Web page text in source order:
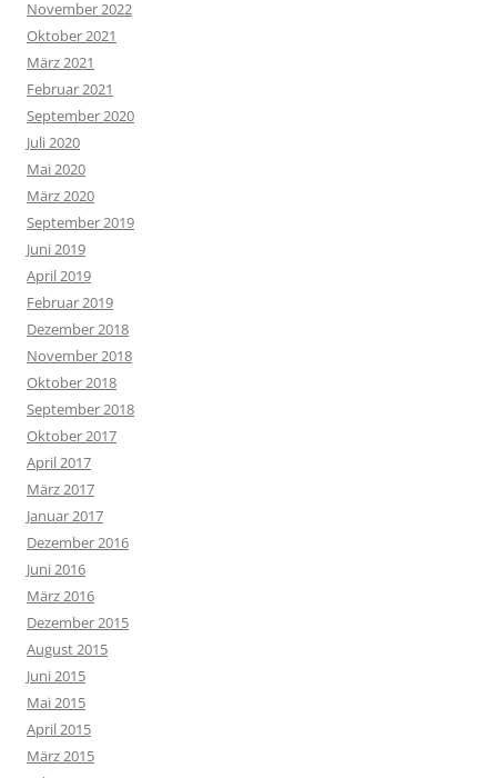
November 2022
Oktober 2021
März 2021
Februar 2021
September 2020
Juli 2020
Mai 2020
März 2020
September 2019
Juni 2019
April 2019
Februar 2019
Dezember 2018
November 2018
Oktober 2018
September 2018
Oktober 2017
April 2017
März 2017
Januar 2017
Dezember 2016
Juni 2016
März 2016
Dezember 2015
August 2015
Juni 2015
Mai 2015
April 2015
März 2015